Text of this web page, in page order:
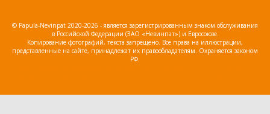
© Papula-Nevinpat 2020-2026 - является зарегистрированным знаком обслуживания
в Российской Федерации (ЗАО «Невинпат») и Евросоюзе.
Копирование фотографий, текста запрещено. Все права на иллюстрации,
представленные на сайте, принадлежат их правообладателям. Охраняется законом
РФ.